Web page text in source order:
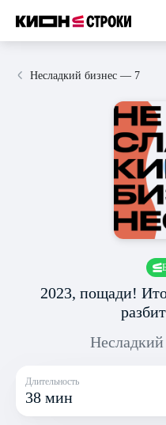
Несладкий бизнес — 7
2023, пощади!
Длительность
38 мин